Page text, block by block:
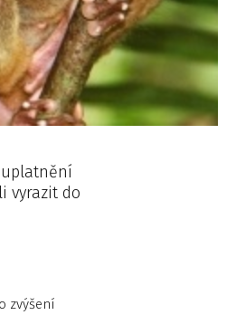
vyrazit do
zvýšení